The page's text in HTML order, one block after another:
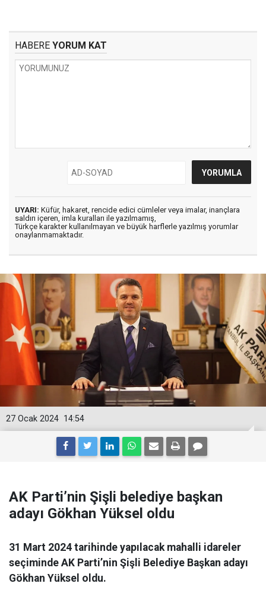
HABERE YORUM KAT
UYARI: Küfür, hakaret, rencide edici cümleler veya imalar, inançlara
saldırı içeren, imla kuralları ile yazılmamış,
Türkçe karakter kullanılmayan ve büyük harflerle yazılmış yorumlar
onaylanmamaktadır.
14:54
27 Ocak 2024
AK Parti’nin Şişli belediye başkan
adayı Gökhan Yüksel oldu
31 Mart 2024 tarihinde yapılacak mahalli idareler
seçiminde AK Parti’nin Şişli Belediye Başkan adayı
Gökhan Yüksel oldu.